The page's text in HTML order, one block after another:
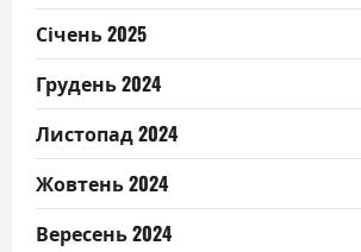
Січень 2025
Грудень 2024
Листопад 2024
Жовтень 2024
Вересень 2024